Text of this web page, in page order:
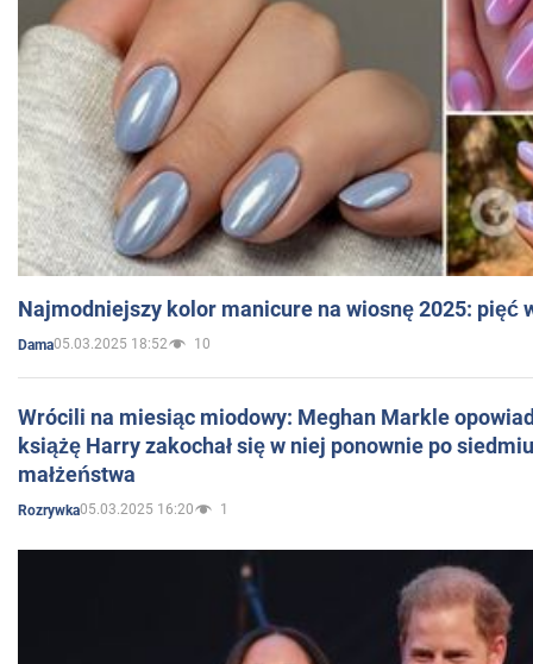
Najmodniejszy kolor manicure na wiosnę 2025: pięć
Dama05.03.2025 18:52 10
Wrócili na miesiąc miodowy: Meghan Markle
książę Harry zakochał się w niej ponownie po
małżeństwa
Rozrywka05.03.2025 16:20 1